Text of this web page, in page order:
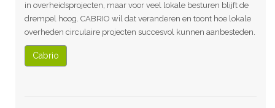
in overheidsprojecten, maar voor veel lokale besturen blijft de
drempel hoog. CABRIO wil dat veranderen en toont hoe lokale
overheden circulaire projecten succesvol kunnen aanbesteden.
Cabrio